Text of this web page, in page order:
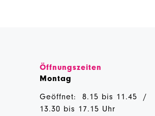
Öffnungszeiten
Montag
Geöffnet: 8.15 bis 11.45 /
13.30 bis 17.15 Uhr